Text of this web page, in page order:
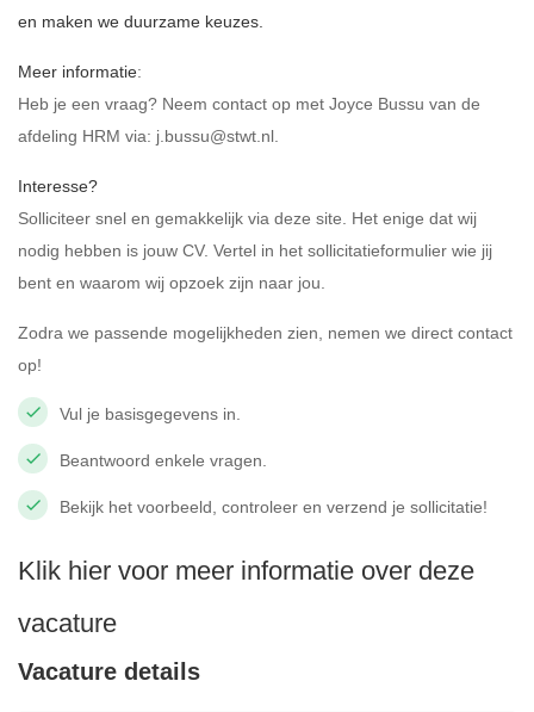
en maken we duurzame keuzes.
Meer informatie:
Heb je een vraag? Neem contact op met Joyce Bussu van de
afdeling HRM via: j.bussu@stwt.nl
Interesse?
Solliciteer snel en gemakkelijk via deze site. Het enige dat wij
nodig hebben is jouw CV. Vertel in het sollicitatieformulier wie jij
bent en waarom wij opzoek zijn naar jou.
Zodra we passende mogelijkheden zien, nemen we direct contact
op!
Vul je basisgegevens in.
Beantwoord enkele vragen.
Bekijk het voorbeeld, controleer en verzend je sollicitatie!
Klik hier voor meer informatie over deze
vacature
Vacature details